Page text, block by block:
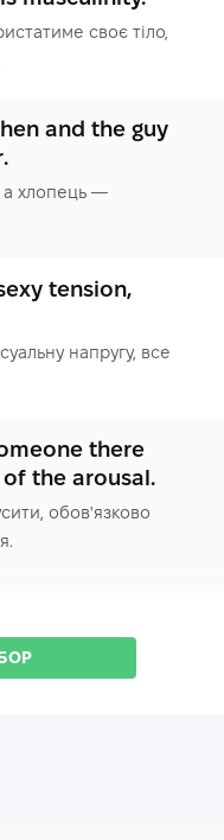
своє тіло,
and the guy
а хлопець —
tension,
напругу, все
there
the arousal.
обов'язково